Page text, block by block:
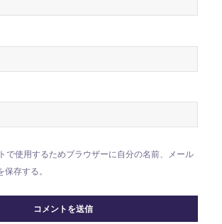
で使用するためブラウザーに自分の名前、メール
存する。